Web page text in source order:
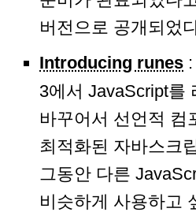
버전으로 공개되었
Introducing runes
3에서 JavaScript를
바꾸어서 선언적 컴
최적화된 자바스크
그동안 다른
비슷하게 사용하고